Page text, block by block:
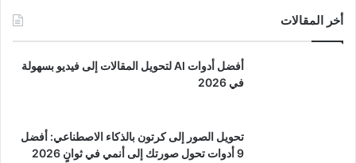
أخر المقالات
أفضل أدوات AI لتحويل المقالات إلى فيديو بسهولة
في 2026
تحويل الصور إلى كرتون بالذكاء الاصطناعي: أفضل
9 أدوات تحول صورتك إلى أنمي في ثوانٍ 2026